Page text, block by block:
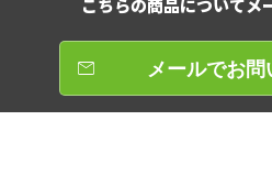
こちらの商品についてメ
メールでお